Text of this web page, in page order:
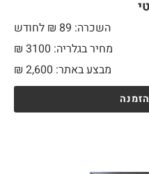
השכרה: 89 ₪ לחודש
מחיר בגלריה: 3100 ₪
מבצע באתר:
₪ 2,600